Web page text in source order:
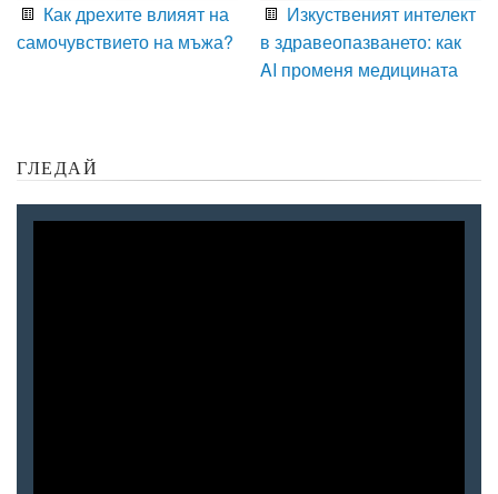
Как дрехите влияят на
самочувствието на мъжа?
Изкуственият интелект
в здравеопазването: как
AI променя медицината
ГЛЕДАЙ